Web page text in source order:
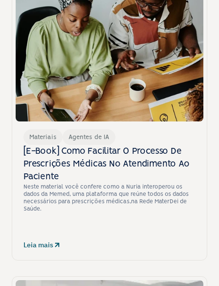
Materiais Agentes de IA
[E-Book] Como Facilitar O Processo De
Prescrições Médicas No Atendimento Ao
Paciente
Neste material você confere como a Nuria interoperou os
dados da Memed, uma plataforma que reúne todos os dados
necessários para prescrições médicas,na Rede MaterDei de
Saúde.
Leia mais